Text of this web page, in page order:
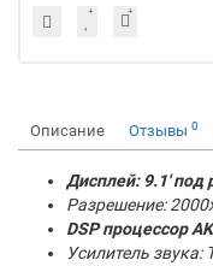
Описание Отзывы 0
Дисплей: 9.1'
Разрешение:
DSP процессор
Усилитель звука: